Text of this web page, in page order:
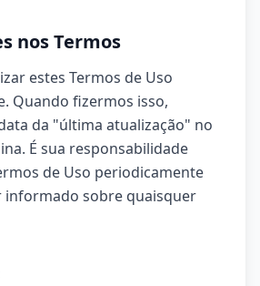
nos Termos
estes Termos de Uso
Quando fizermos isso,
da "última atualização" no
É sua responsabilidade
de Uso periodicamente
informado sobre quaisquer